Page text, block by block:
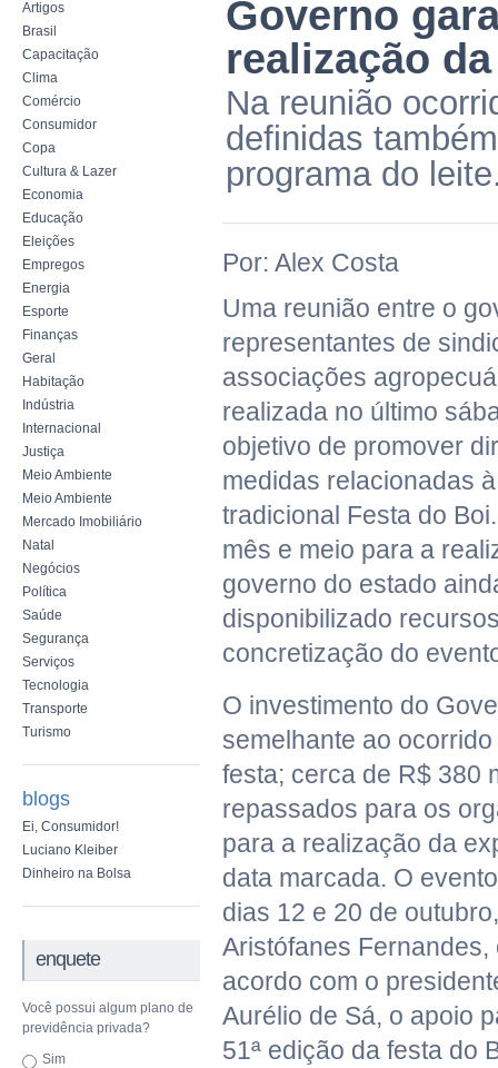
Artigos
Brasil
Capacitação
Clima
Comércio
Consumidor
Copa
Cultura & Lazer
Economia
Educação
Eleições
Empregos
Energia
Esporte
Finanças
Geral
Habitação
Indústria
Internacional
Justiça
Meio Ambiente
Meio Ambiente
Mercado Imobiliário
Natal
Negócios
Política
Saúde
Segurança
Serviços
Tecnologia
Transporte
Turismo
blogs
Ei, Consumidor!
Luciano Kleiber
Dinheiro na Bolsa
enquete
Você possui algum plano de
previdência privada?
Sim
Governo
realização
Na reunião
definidas
programa do
Por: Alex Costa
Uma reunião entre o
representantes de
associações
realizada no último
objetivo de promover
medidas relacionadas
tradicional Festa do
mês e meio para a
governo do estado
disponibilizado
concretização do
O investimento do
semelhante ao
festa; cerca de R$ 380
repassados para os
para a realização da
data marcada. O
dias 12 e 20 de
Aristófanes
acordo com o
Aurélio de Sá, o apoio
51ª edição da festa do